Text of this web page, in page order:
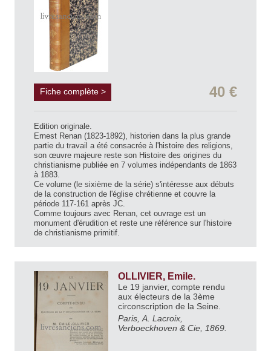
Fiche complète > 40 €
Edition originale.
Ernest Renan (1823-1892), historien dans la plus grande
partie du travail a été consacrée à l'histoire des religions,
son œuvre majeure reste son Histoire des origines du
christianisme publiée en 7 volumes indépendants de 1863
à 1883.
Ce volume (le sixième de la série) s'intéresse aux débuts
de la construction de l'église chrétienne et couvre la
période 117-161 après JC.
Comme toujours avec Renan, cet ouvrage est un
monument d'érudition et reste une référence sur l'histoire
de christianisme primitif.
OLLIVIER, Emile.
Le 19 janvier, compte rendu
aux électeurs de la 3ème
circonscription de la Seine.
Paris, A. Lacroix,
Verboeckhoven & Cie, 1869.